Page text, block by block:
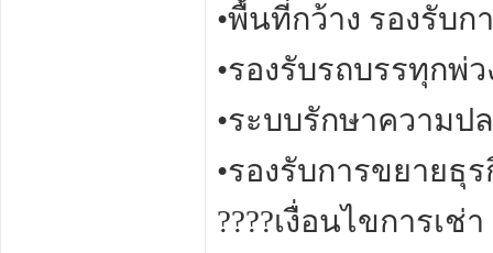
•พื้นที่กว้าง รองรับ
•รองรับรถบรรทุกพ่
•ระบบรักษาความ
•รองรับการขยายธุ
????เงื่อนไขการเช่า